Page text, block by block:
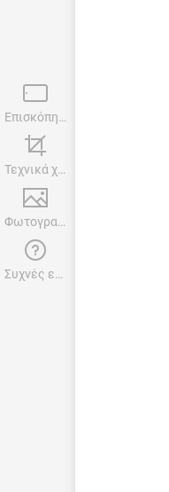
Επισκόπηση
Τεχνικά χαρακτηριστικά
Φωτογραφίες
Συχνές ερωτήσεις